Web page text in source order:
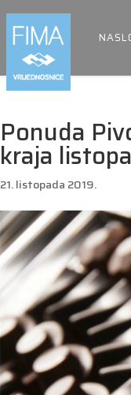
Ponuda
kraja
21. listopada 2019.